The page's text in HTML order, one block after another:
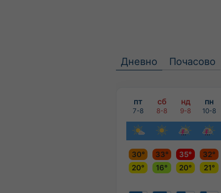
Дневно Почасово
пт сб нд пн
7-8 8-8 9-8 10-8
30° 33° 35°
32°
20°
16° 20° 21°